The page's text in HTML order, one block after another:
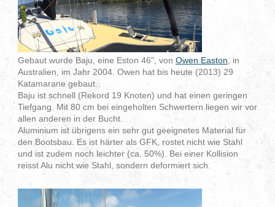
Gebaut wurde Baju, eine Eston 46", vonOwen Easton, in
Australien, im Jahr 2004. Owen hat bis heute (2013) 29
Katamarane gebaut.
Baju ist schnell (Rekord 19 Knoten) und hat einen geringen
Tiefgang. Mit 80 cm bei eingeholten Schwertern liegen wir vor
allen anderen in der Bucht.
Aluminium ist übrigens ein sehr gut geeignetes Material für
den Bootsbau. Es ist härter als GFK, rostet nicht wie Stahl
und ist zudem noch leichter (ca. 50%). Bei einer Kollision
reisst Alu nicht wie Stahl, sondern deformiert sich.